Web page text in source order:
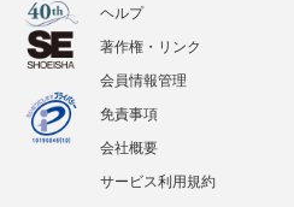
ヘルプ
著作権・リンク
会員情報管理
免責事項
会社概要
サービス利用規約